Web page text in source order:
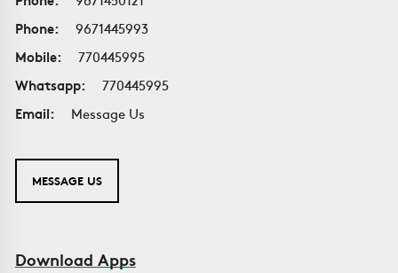
Phone:
9671445993
Mobile:
770445995
Whatsapp:
770445995
Email:
Message Us
MESSAGE US
Download Apps